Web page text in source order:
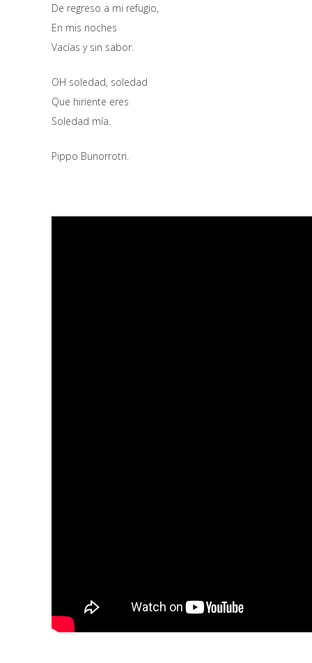
De regreso a mi refugio,
En mis noches
Vacías y sin sabor.
OH soledad, soledad
Que hiriente eres
Soledad mía.
Pippo Bunorrotri.